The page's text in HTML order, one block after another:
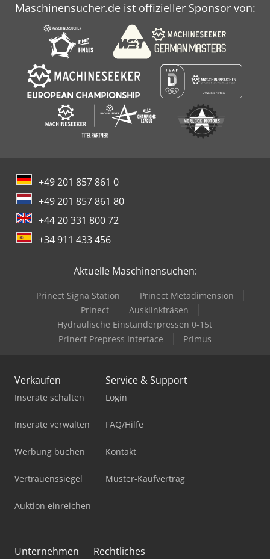
Maschinensucher.de ist offizieller Sponsor von:
+49 201 857 861 0
+49 201 857 861 80
+44 20 331 800 72
+34 911 433 456
Aktuelle Maschinensuchen:
Prinect Signa Station
Prinect Metadimension
Prinect
Ausklinkfräsen
Hydraulische Einständerpressen 0-15t
Prinect Prepress Interface
Primus
Verkaufen
Inserate schalten
Inserate verwalten
Werbung buchen
Vertrauenssiegel
Auktion einreichen
Service & Support
Login
FAQ/Hilfe
Kontakt
Muster-Kaufvertrag
Unternehmen Rechtliches